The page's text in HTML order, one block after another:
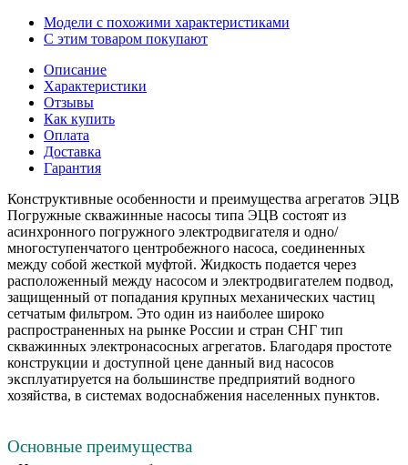
Модели с похожими характеристиками
С этим товаром покупают
Описание
Характеристики
Отзывы
Как купить
Оплата
Доставка
Гарантия
Конструктивные особенности и преимущества агрегатов ЭЦВ
Погружные скважинные насосы типа ЭЦВ состоят из
асинхронного погружного электродвигателя и одно/
многоступенчатого центробежного насоса, соединенных
между собой жесткой муфтой. Жидкость подается через
расположенный между насосом и электродвигателем подвод,
защищенный от попадания крупных механических частиц
сетчатым фильтром. Это один из наиболее широко
распространенных на рынке России и стран СНГ тип
скважинных электронасосных агрегатов. Благодаря простоте
конструкции и доступной цене данный вид насосов
эксплуатируется на большинстве предприятий водного
хозяйства, в системах водоснабжения населенных пунктов.
Основные преимущества